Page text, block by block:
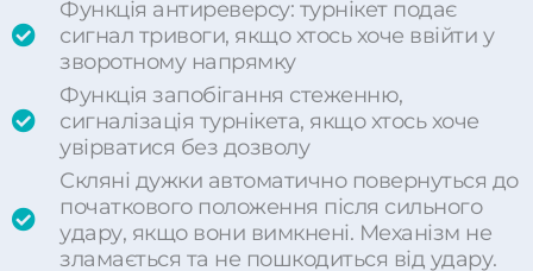
Функція антиреверсу: турнікет подає
сигнал тривоги, якщо хтось хоче ввійти у
зворотному напрямку
Функція запобігання стеженню,
сигналізація турнікета, якщо хтось хоче
увірватися без дозволу
Скляні дужки автоматично повернуться до
початкового положення після сильного
удару, якщо вони вимкнені. Механізм не
зламається та не пошкодиться від удару.